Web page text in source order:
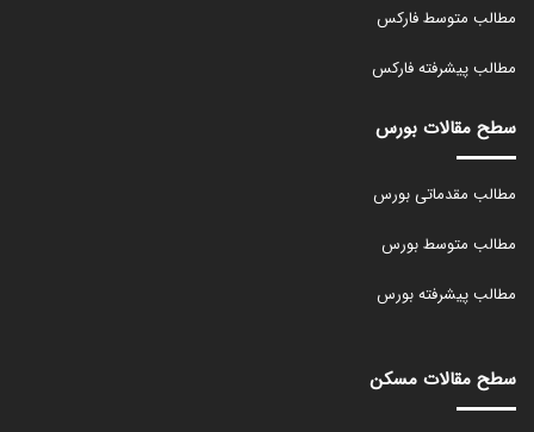
مطالب متوسط فارکس
مطالب پیشرفته فارکس
سطح مقالات بورس
مطالب مقدماتی بورس
مطالب متوسط بورس
مطالب پیشرفته بورس
سطح مقالات مسکن